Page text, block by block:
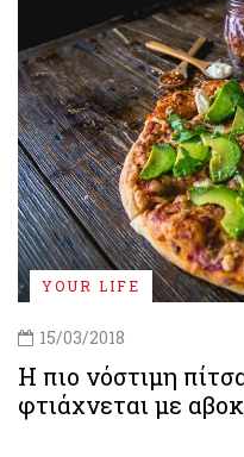
YOUR LIFE
15/03/2018
Η πιο νόστιμη
φτιάχνεται με